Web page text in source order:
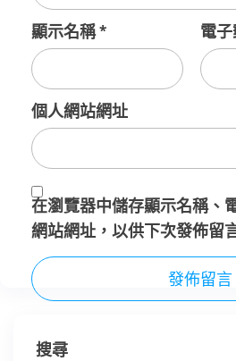
顯示名稱* 電
個人網站網址
在瀏覽器中儲存顯示名稱、
網站網址，以供下次發佈留
搜尋